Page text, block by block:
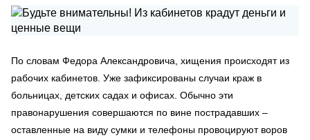
По словам Федора Александровича, хищения происходят из
рабочих кабинетов. Уже зафиксированы случаи краж в
больницах, детских садах и офисах. Обычно эти
правонарушения совершаются по вине пострадавших –
оставленные на виду сумки и телефоны провоцируют воров